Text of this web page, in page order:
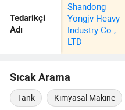
Tedarikçi
Adı
Shandong
Yongjv Heavy
Industry Co.,
LTD
Sıcak Arama
Tank Kimyasal Makine